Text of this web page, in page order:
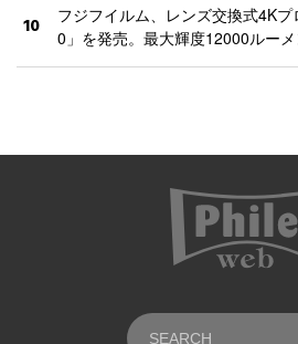
10
フジフイルム、レンズ交換式4K
0」を発売。最大輝度12000ルー